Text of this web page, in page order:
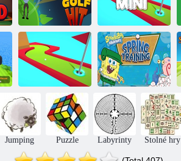
Vyhodiť do
golfu
Mini golf
Mini golf
Spongge Bob
Square Pants:
Spring Training
Jumping Puzzle Labyrinty Stolné hry